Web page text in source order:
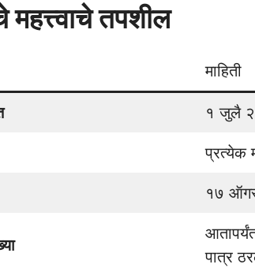
तपशील
माहिती
१ जुलै
प्रत्येक
१७
पात्र